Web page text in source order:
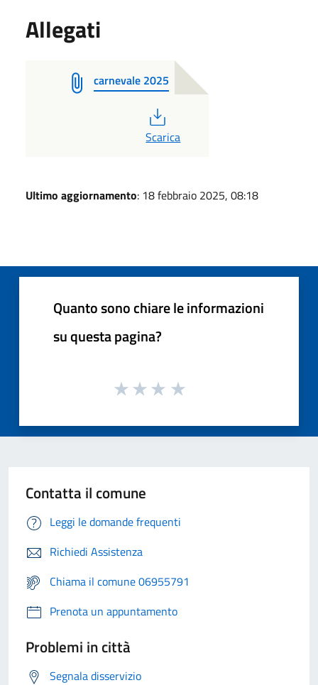
Allegati
carnevale 2025
PDF
Scarica
Ultimo aggiornamento: 18 febbraio 2025, 08:18
Quanto sono chiare le informazioni
su questa pagina?
Contatta il comune
Leggi le domande frequenti
Richiedi Assistenza
Chiama il comune 06955791
Prenota un appuntamento
Problemi in città
Segnala disservizio